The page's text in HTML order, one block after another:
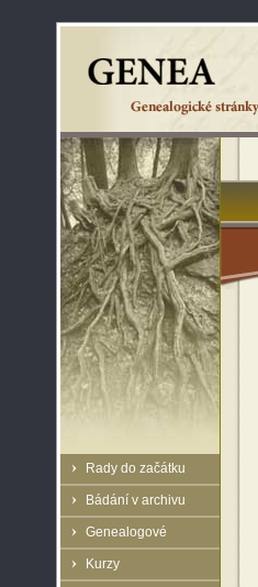
Rady do začátku
Bádání v archivu
Genealogové
Kurzy